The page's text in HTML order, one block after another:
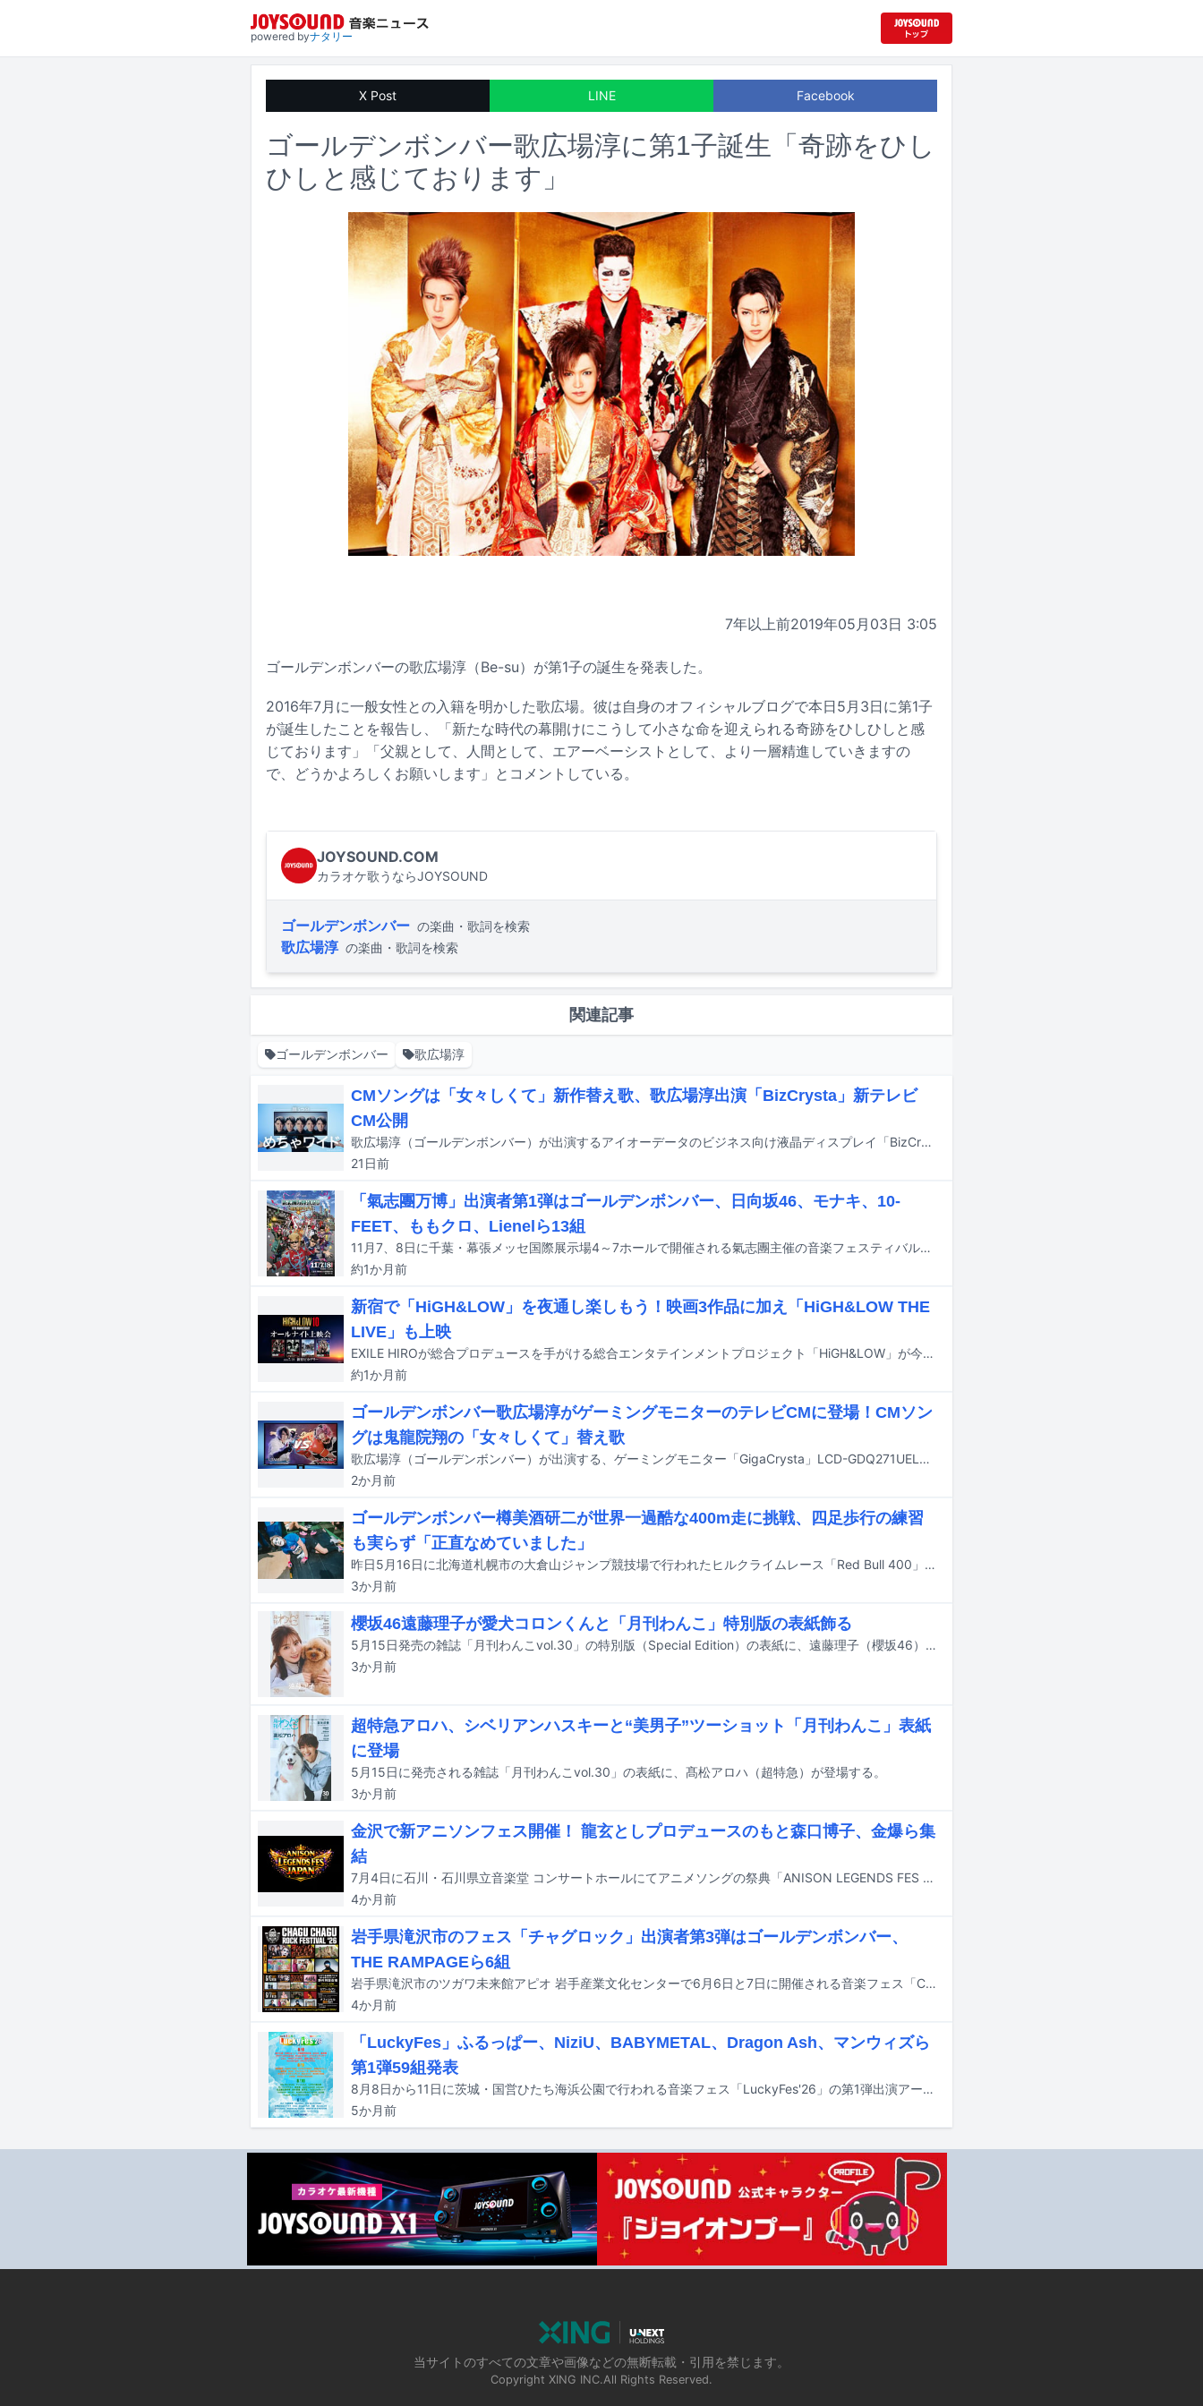
powered byナタリー
X Post LINE Facebook
ゴールデンボンバー歌広場淳に第1子誕生「奇跡をひし
ひしと感じております」
7年以上前2019年05月03日 3:05
ゴールデンボンバーの歌広場淳（Be-su）が第1子の誕生を発表した。
2016年7月に一般女性との入籍を明かした歌広場。彼は自身のオフィシャルブログで本日5月3日に第1子
が誕生したことを報告し、「新たな時代の幕開けにこうして小さな命を迎えられる奇跡をひしひしと感
じております」「父親として、人間として、エアーベーシストとして、より一層精進していきますの
で、どうかよろしくお願いします」とコメントしている。
JOYSOUND.COM
カラオケ歌うならJOYSOUND
ゴールデンボンバー の楽曲・歌詞を検索
歌広場淳 の楽曲・歌詞を検索
関連記事
ゴールデンボンバー 歌広場淳
CMソングは「女々しくて」新作替え歌、歌広場淳出演「BizCrysta」新テレビ
CM公開
歌広場淳（ゴールデンボンバー）が出演するアイオーデータのビジネス向け液晶ディスプレイ「BizCrysta」（ビズクリスタ）の新テレビCM「ビジネスはかどるBizCrysta」の放送が関西地区および石川県地区で開始した。
21日前
「氣志團万博」出演者第1弾はゴールデンボンバー、日向坂46、モナキ、10-
FEET、ももクロ、Lienelら13組
11月7、8日に千葉・幕張メッセ国際展示場4～7ホールで開催される氣志團主催の音楽フェスティバル「サントリー オールフリー presents 氣志團万博2026 ～房総爆音リゾート～」の出演アーティスト第1弾が発表された。
約1か月前
新宿で「HiGH&LOW」を夜通し楽しもう！映画3作品に加え「HiGH&LOW THE
LIVE」も上映
EXILE HIROが総合プロデュースを手がける総合エンタテインメントプロジェクト「HiGH&LOW」が今年で10周年を迎えた。これを記念して7月18日に東京・新宿ピカデリーで行われる一夜限りのオールナイト上映会にて、映画「HiGH&LOW THE MOVIE」「HiGH&LOW THE RED RAIN」「HiGH&LOW THE MOVIE 2 / END OF SKY」が上映されることが決定した。
約1か月前
ゴールデンボンバー歌広場淳がゲーミングモニターのテレビCMに登場！CMソン
グは鬼龍院翔の「女々しくて」替え歌
歌広場淳（ゴールデンボンバー）が出演する、ゲーミングモニター「GigaCrysta」LCD-GDQ271UELモデルのテレビCM「ギガクリでゲームしよう」編が本日6月5日より関西地区で、10日より石川地区で放送される。
2か月前
ゴールデンボンバー樽美酒研二が世界一過酷な400m走に挑戦、四足歩行の練習
も実らず「正直なめていました」
昨日5月16日に北海道札幌市の大倉山ジャンプ競技場で行われたヒルクライムレース「Red Bull 400」に樽美酒研二（ゴールデンボンバー）が出場した。
3か月前
櫻坂46遠藤理子が愛犬コロンくんと「月刊わんこ」特別版の表紙飾る
5月15日発売の雑誌「月刊わんこvol.30」の特別版（Special Edition）の表紙に、遠藤理子（櫻坂46）が登場することが発表された。
3か月前
超特急アロハ、シベリアンハスキーと“美男子”ツーショット「月刊わんこ」表紙
に登場
5月15日に発売される雑誌「月刊わんこvol.30」の表紙に、髙松アロハ（超特急）が登場する。
3か月前
金沢で新アニソンフェス開催！ 龍玄としプロデュースのもと森口博子、金爆ら集
結
7月4日に石川・石川県立音楽堂 コンサートホールにてアニメソングの祭典「ANISON LEGENDS FES JAPAN」が初開催される。
4か月前
岩手県滝沢市のフェス「チャグロック」出演者第3弾はゴールデンボンバー、
THE RAMPAGEら6組
岩手県滝沢市のツガワ未来館アピオ 岩手産業文化センターで6月6日と7日に開催される音楽フェス「CHAGU CHAGU ROCK FESTIVAL 2026」の出演アーティスト第3弾、および各アーティストの出演日割りが発表された。
4か月前
「LuckyFes」ふるっぱー、NiziU、BABYMETAL、Dragon Ash、マンウィズら
第1弾59組発表
8月8日から11日に茨城・国営ひたち海浜公園で行われる音楽フェス「LuckyFes'26」の第1弾出演アーティストが発表された。
5か月前
当サイトのすべての文章や画像などの無断転載・引用を禁じます。
Copyright XING INC.All Rights Reserved.